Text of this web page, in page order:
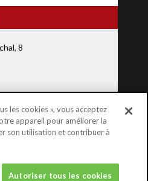
8
les cookies », vous acceptez
appareil pour améliorer la
son utilisation et contribuer à
Autoriser tous les cookies